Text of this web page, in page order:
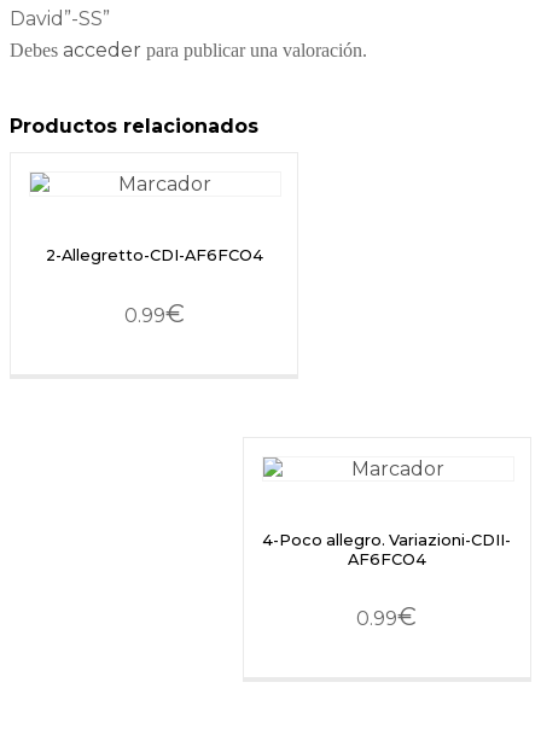
David”-SS”
Debes acceder para publicar una valoración.
Productos relacionados
2-Allegretto-CDI-AF6FCO4
0.99€
4-Poco allegro. Variazioni-CDII-
AF6FCO4
0.99€